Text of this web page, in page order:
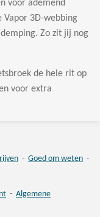
voor ademend
3D-webbing
Zo zit jij nog
de hele rit op
voor extra
- Goed om weten -
- Algemene